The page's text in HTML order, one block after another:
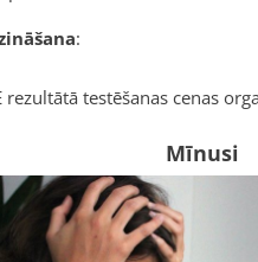
:
rezultātā testēšanas cenas
Mīnusi